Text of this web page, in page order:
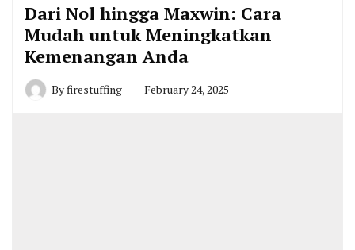
Dari Nol hingga Maxwin: Cara
Mudah untuk Meningkatkan
Kemenangan Anda
Byfirestuffing February 24, 2025